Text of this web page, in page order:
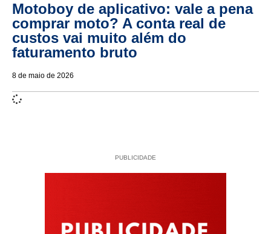
Motoboy de aplicativo: vale a pena
comprar moto? A conta real de
custos vai muito além do
faturamento bruto
8 de maio de 2026
PUBLICIDADE